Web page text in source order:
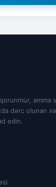
amma
dərc olunan
edin.